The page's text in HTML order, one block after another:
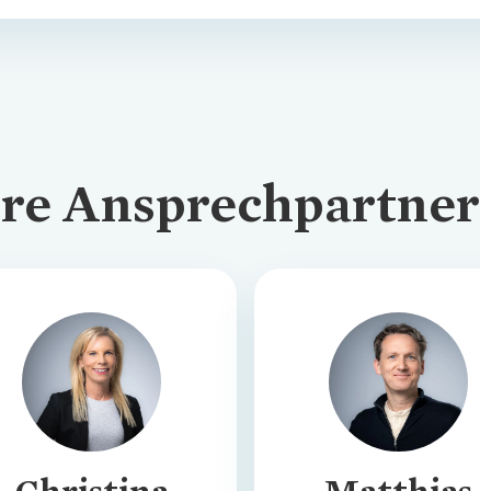
Ansprechpartner
Loading... Loading...